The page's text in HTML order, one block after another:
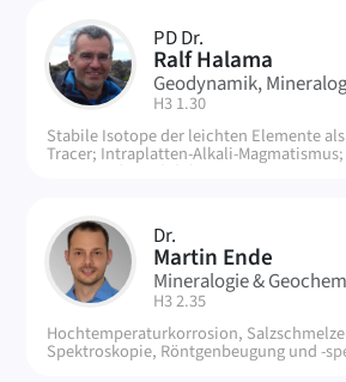
RH PD Dr.
Ralf Halama
Geodynamik,
| Raum:
H3 1.30
Stabile Isotope der leichten Elemente
Tracer; Intraplatten-Alkali-
ME Dr.
Martin Ende
Mineralogie &
| Raum:
H3 2.35
Hochtemperaturkorrosion,
Spektroskopie, Röntgenbeugung und -